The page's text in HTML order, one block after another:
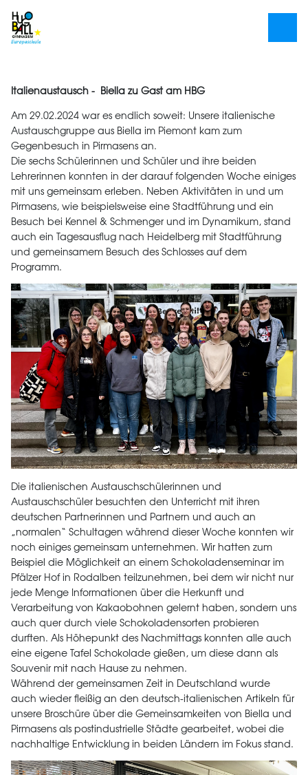
Italienaustausch - Biella zu Gast am HBG
Am 29.02.2024 war es endlich soweit: Unsere italienische
Austauschgruppe aus Biella im Piemont kam zum
Gegenbesuch in Pirmasens an.
Die sechs Schülerinnen und Schüler und ihre beiden
Lehrerinnen konnten in der darauf folgenden Woche einiges
mit uns gemeinsam erleben. Neben Aktivitäten in und um
Pirmasens, wie beispielsweise eine Stadtführung und ein
Besuch bei Kennel & Schmenger und im Dynamikum, stand
auch ein Tagesausflug nach Heidelberg mit Stadtführung
und gemeinsamem Besuch des Schlosses auf dem
Programm.
Die italienischen Austauschschülerinnen und
Austauschschüler besuchten den Unterricht mit ihren
deutschen Partnerinnen und Partnern und auch an
„normalen“ Schultagen während dieser Woche konnten wir
noch einiges gemeinsam unternehmen. Wir hatten zum
Beispiel die Möglichkeit an einem Schokoladenseminar im
Pfälzer Hof in Rodalben teilzunehmen, bei dem wir nicht nur
jede Menge Informationen über die Herkunft und
Verarbeitung von Kakaobohnen gelernt haben, sondern uns
auch quer durch viele Schokoladensorten probieren
durften. Als Höhepunkt des Nachmittags konnten alle auch
eine eigene Tafel Schokolade gießen, um diese dann als
Souvenir mit nach Hause zu nehmen.
Während der gemeinsamen Zeit in Deutschland wurde
auch wieder fleißig an den deutsch-italienischen Artikeln für
unsere Broschüre über die Gemeinsamkeiten von Biella und
Pirmasens als postindustrielle Städte gearbeitet, wobei die
nachhaltige Entwicklung in beiden Ländern im Fokus stand.